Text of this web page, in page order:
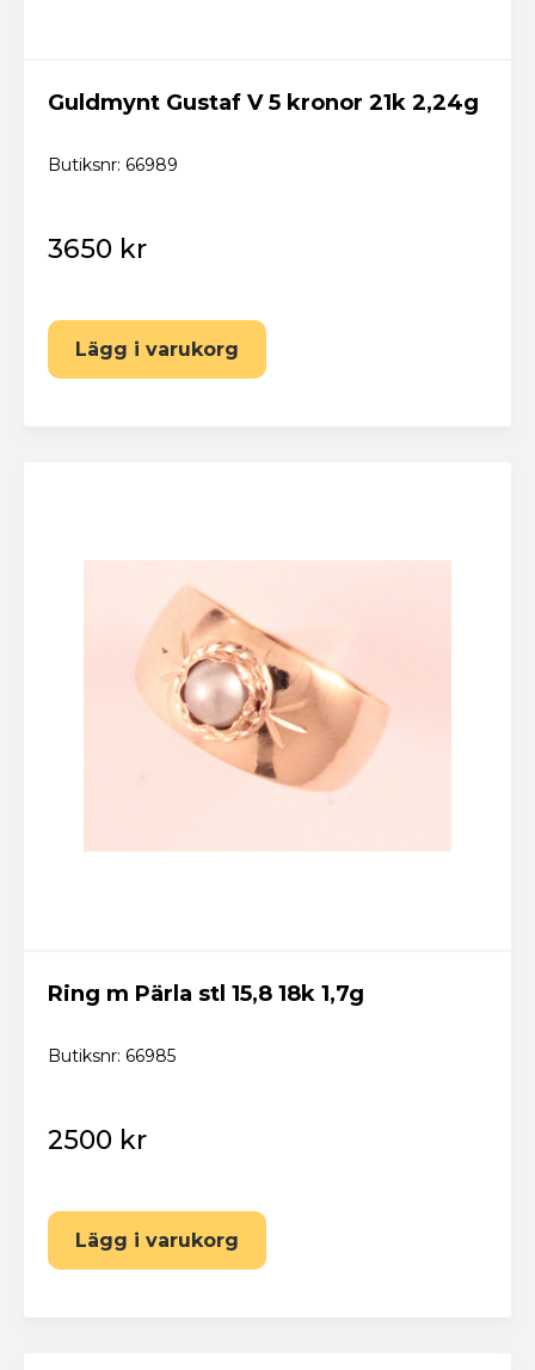
Har du redan ett konto? Logga in här
Guldmynt Gustaf V 5 kronor 21k 2,24g
Butiksnr: 66989
3650 kr
Lägg i varukorg
Ring m Pärla stl 15,8 18k 1,7g
Butiksnr: 66985
2500 kr
Lägg i varukorg